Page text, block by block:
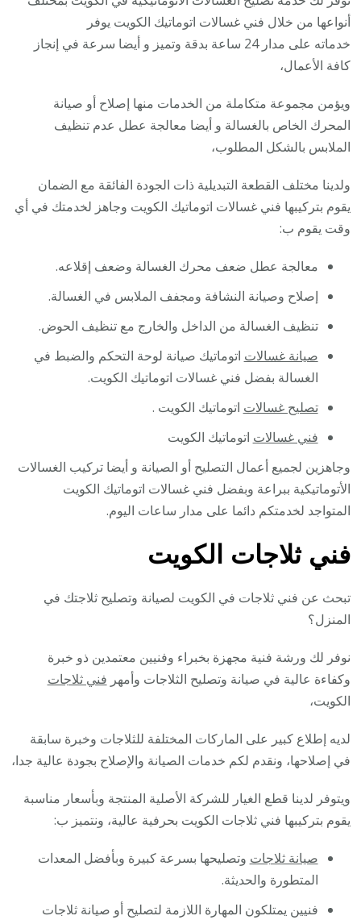
أنواعها من خلال فني غسالات اتوماتيك الكويت يوفر
خدماته على مدار 24 ساعة بدقة وتميز و أيضا سرعة في إنجاز
كافة الأعمال،
ويؤمن مجموعة متكاملة من الخدمات منها إصلاح أو صيانة
المحرك الخاص بالغسالة و أيضا معالجة عطل عدم تنظيف
الملابس بالشكل المطلوب،
ولدينا مختلف القطعة التبديلية ذات الجودة الفائقة مع الضمان
يقوم بتركيبها فني غسالات اتوماتيك الكويت وجاهز لخدمتك في أي
وقت يقوم ب:
معالجة عطل ضعف محرك الغسالة وضعف إقلاعه.
إصلاح وصيانة النشافة ومجفف الملابس في الغسالة.
تنظيف الغسالة من الداخل والخارج مع تنظيف الحوض.
صيانة غسالات اتوماتيك صيانة لوحة التحكم والضبط في
الغسالة بفضل فني غسالات اتوماتيك الكويت.
تصليح غسالات اتوماتيك الكويت .
فني غسالات اتوماتيك الكويت
وجاهزين لجميع أعمال التصليح أو الصيانة و أيضا تركيب الغسالات
الأتوماتيكية ببراعة وبفضل فني غسالات اتوماتيك الكويت
المتواجد لخدمتكم دائما على مدار ساعات اليوم.
فني ثلاجات الكويت
تبحث عن فني ثلاجات في الكويت لصيانة وتصليح ثلاجتك في
المنزل؟
نوفر لك ورشة فنية مجهزة بخبراء وفنيين معتمدين ذو خبرة
وكفاءة عالية في صيانة وتصليح الثلاجات وأمهر فني ثلاجات
الكويت،
لديه إطلاع كبير على الماركات المختلفة للثلاجات وخبرة سابقة
في إصلاحها، ونقدم لكم خدمات الصيانة والإصلاح بجودة عالية جدا،
ويتوفر لدينا قطع الغيار للشركة الأصلية المنتجة وبأسعار مناسبة
يقوم بتركيبها فني ثلاجات الكويت بحرفية عالية، ونتميز ب:
صيانة ثلاجات وتصليحها بسرعة كبيرة وبأفضل المعدات
المتطورة والحديثة.
فنيين يمتلكون المهارة اللازمة لتصليح أو صيانة ثلاجات